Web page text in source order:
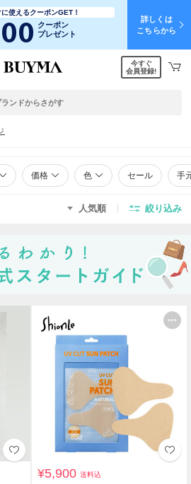
使えるクーポンGET！
クーポン
プレゼント
詳しくは
こちらから
今すぐ
会員登録!
価格 色 セール 手
人気順 絞り込み
¥5,900送料込